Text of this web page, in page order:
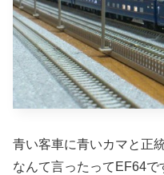
青い客車に青いカマと正
なんて言ったってEF64で